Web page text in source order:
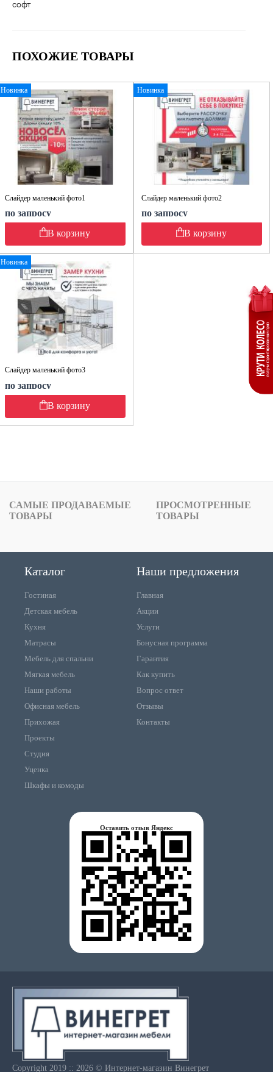
софт
ПОХОЖИЕ ТОВАРЫ
Новинка
Слайдер маленький фото1
по запросу
В корзину
Новинка
Слайдер маленький фото2
по запросу
В корзину
Новинка
Слайдер маленький фото3
по запросу
В корзину
САМЫЕ ПРОДАВАЕМЫЕ
ТОВАРЫ
ПРОСМОТРЕННЫЕ
ТОВАРЫ
Каталог
Гостиная
Детская мебель
Кухня
Матрасы
Мебель для спальни
Мягкая мебель
Наши работы
Офисная мебель
Прихожая
Проекты
Студия
Уценка
Шкафы и комоды
Наши предложения
Главная
Акции
Услуги
Бонусная программа
Гарантия
Как купить
Вопрос ответ
Отзывы
Контакты
Оставить отзыв Яндекс
Copyright 2019 :: 2026 © Интернет-магазин Винегрет